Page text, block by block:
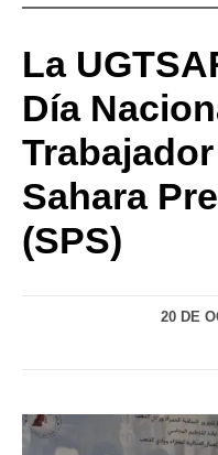
La
Día
Sahara
(SPS)
20 DE